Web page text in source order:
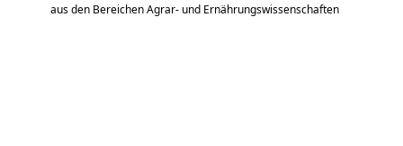
aus den Bereichen Agrar- und Ernährungswissenschaften